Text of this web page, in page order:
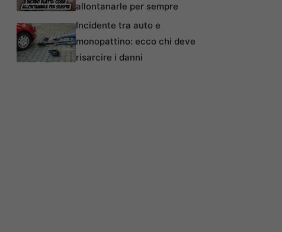
allontanarle per sempre
Incidente tra auto e
monopattino: ecco chi deve
risarcire i danni